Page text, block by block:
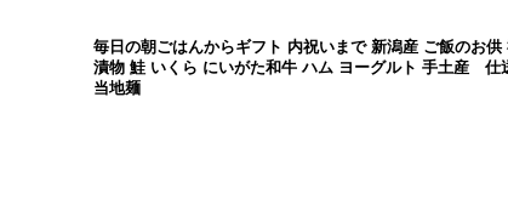
毎日の朝ごはんからギフト 内祝いまで 新潟産 ご飯のお供
漬物 鮭 いくら にいがた和牛 ハム ヨーグルト 手土産
当地麺